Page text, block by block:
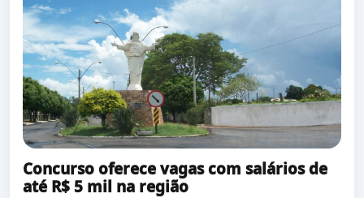
Concurso oferece vagas com salários de
até R$ 5 mil na região